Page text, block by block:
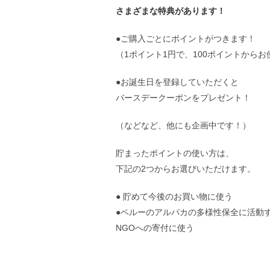
さまざまな特典があります！
●ご購入ごとにポイントがつきます！
（1ポイント1円で、100ポイントからお
●お誕生日を登録していただくと
バースデークーポンをプレゼント！
（などなど、他にも企画中です！）
貯まったポイントの使い方は、
下記の2つからお選びいただけます。
● 貯めて今後のお買い物に使う
●ペルーのアルパカの多様性保全に活動
NGOへの寄付に使う